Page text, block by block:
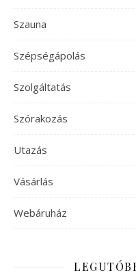
Szauna
Szépségápolás
Szolgáltatás
Szórakozás
Utazás
Vásárlás
Webáruház